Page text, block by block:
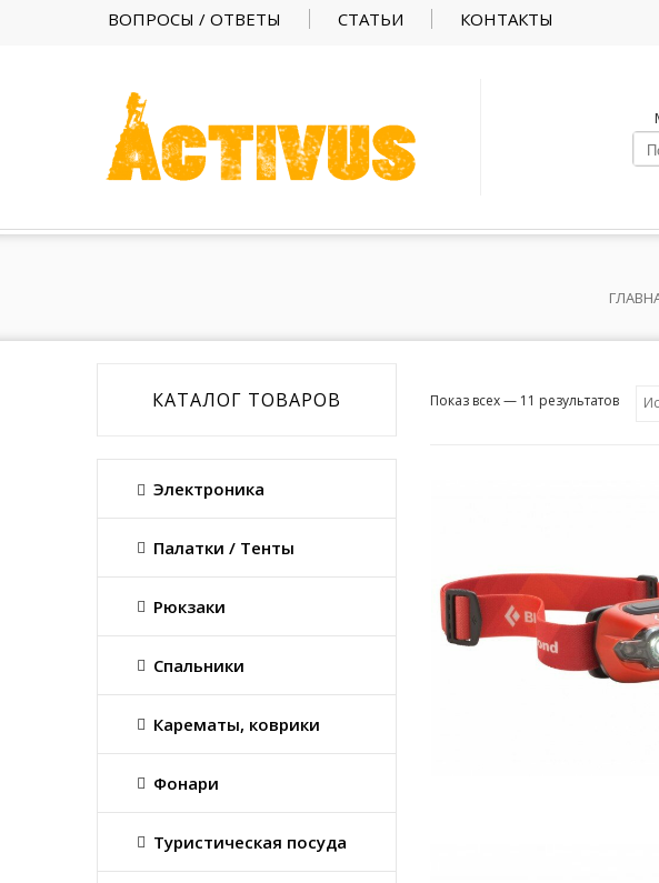
ВОПРОСЫ / ОТВЕТЫ СТАТЬИ КОНТАКТЫ
КАТАЛОГ ТОВАРОВ
Электроника
Палатки / Тенты
Рюкзаки
Спальники
Карематы, коврики
Фонари
Туристическая посуда
Показ всех — 11 результатов